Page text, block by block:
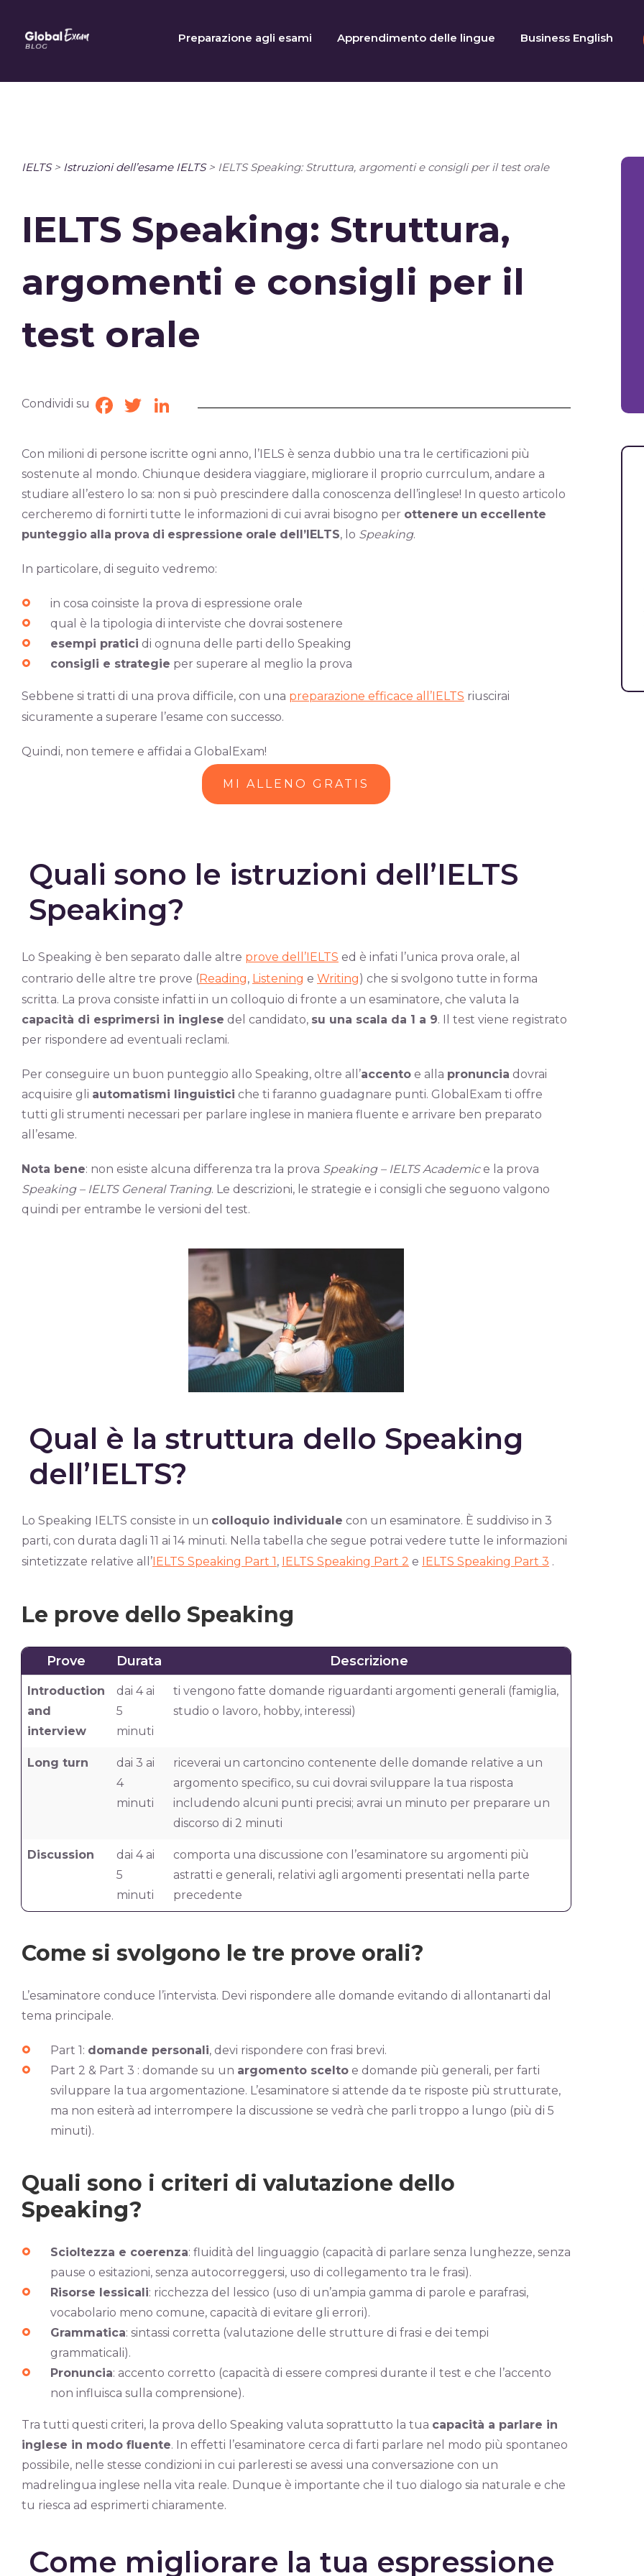
content
Preparazione agli esami Apprendimento delle lingue Business English
IELTS> Istruzioni dell’esame IELTS> IELTS Speaking: Struttura, argomenti e consigli per il test orale
IELTS Speaking: Struttura,
argomenti e consigli per il
test orale
Condividi su Facebook
TwitterLinkedIn
Con milioni di persone iscritte ogni anno, l’IELS è senza dubbio una tra le certificazioni più
sostenute al mondo. Chiunque desidera viaggiare, migliorare il proprio currculum, andare a
studiare all’estero lo sa: non si può prescindere dalla conoscenza dell’inglese! In questo articolo
cercheremo di fornirti tutte le informazioni di cui avrai bisogno per ottenere un eccellente
punteggio alla prova di espressione orale dell’IELTS, lo Speaking.
In particolare, di seguito vedremo:
in cosa coinsiste la prova di espressione orale
qual è la tipologia di interviste che dovrai sostenere
esempi pratici di ognuna delle parti dello Speaking
consigli e strategie per superare al meglio la prova
Sebbene si tratti di una prova difficile, con una preparazione efficace all’IELTS riuscirai
sicuramente a superare l’esame con successo.
Quindi, non temere e affidai a GlobalExam!
MI ALLENO GRATIS
Quali sono le istruzioni dell’IELTS
Speaking?
Lo Speaking è ben separato dalle altre prove dell’IELTS ed è infati l’unica prova orale, al
contrario delle altre tre prove (Reading, Listening e Writing) che si svolgono tutte in forma
scritta. La prova consiste infatti in un colloquio di fronte a un esaminatore, che valuta la
capacità di esprimersi in inglese del candidato, su una scala da 1 a 9. Il test viene registrato
per rispondere ad eventuali reclami.
Per conseguire un buon punteggio allo Speaking, oltre all’accento e alla pronuncia dovrai
acquisire gli automatismi linguistici che ti faranno guadagnare punti. GlobalExam ti offre
tutti gli strumenti necessari per parlare inglese in maniera fluente e arrivare ben preparato
all’esame.
Nota bene: non esiste alcuna differenza tra la prova Speaking – IELTS Academice la prova
Speaking – IELTS General Traning. Le descrizioni, le strategie e i consigli che seguono valgono
quindi per entrambe le versioni del test.
Qual è la struttura dello Speaking
dell’IELTS?
Lo Speaking IELTS consiste in un colloquio individuale con un esaminatore. È suddiviso in 3
parti, con durata dagli 11 ai 14 minuti. Nella tabella che segue potrai vedere tutte le informazioni
sintetizzate relative all’IELTS Speaking Part 1, IELTS Speaking Part 2 e IELTS Speaking Part 3 .
Le prove dello Speaking
Prove Durata Descrizione
Introduction
and
interview
dai 4 ai
5
minuti
ti vengono fatte domande riguardanti argomenti generali (famiglia,
studio o lavoro, hobby, interessi)
Long turn
dai 3 ai
4
minuti
riceverai un cartoncino contenente delle domande relative a un
argomento specifico, su cui dovrai sviluppare la tua risposta
includendo alcuni punti precisi; avrai un minuto per preparare un
discorso di 2 minuti
Discussion
dai 4 ai
5
minuti
comporta una discussione con l’esaminatore su argomenti più
astratti e generali, relativi agli argomenti presentati nella parte
precedente
Come si svolgono le tre prove orali?
L’esaminatore conduce l’intervista. Devi rispondere alle domande evitando di allontanarti dal
tema principale.
Part 1: domande personali, devi rispondere con frasi brevi.
Part 2 & Part 3 : domande su un argomento scelto e domande più generali, per farti
sviluppare la tua argomentazione. L’esaminatore si attende da te risposte più strutturate,
ma non esiterà ad interrompere la discussione se vedrà che parli troppo a lungo (più di 5
minuti).
Quali sono i criteri di valutazione dello
Speaking?
Scioltezza e coerenza: fluidità del linguaggio (capacità di parlare senza lunghezze, senza
pause o esitazioni, senza autocorreggersi, uso di collegamento tra le frasi).
Risorse lessicali: ricchezza del lessico (uso di un’ampia gamma di parole e parafrasi,
vocabolario meno comune, capacità di evitare gli errori).
Grammatica: sintassi corretta (valutazione delle strutture di frasi e dei tempi
grammaticali).
Pronuncia: accento corretto (capacità di essere compresi durante il test e che l’accento
non influisca sulla comprensione).
Tra tutti questi criteri, la prova dello Speaking valuta soprattutto la tua capacità a parlare in
inglese in modo fluente. In effetti l’esaminatore cerca di farti parlare nel modo più spontaneo
possibile, nelle stesse condizioni in cui parleresti se avessi una conversazione con un
madrelingua inglese nella vita reale. Dunque è importante che il tuo dialogo sia naturale e che
tu riesca ad esprimerti chiaramente.
Come migliorare la tua espressione